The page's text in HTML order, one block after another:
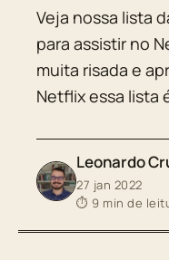
Veja nossa lista
para assistir no
muita risada e
Netflix essa lista
Leonardo
27 jan 2022
⏱ 9 min de